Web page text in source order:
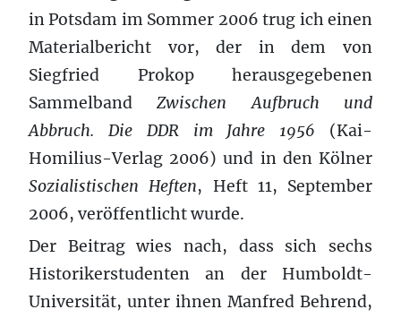
in Potsdam im Sommer 2006 trug ich einen
Materialbericht vor, der in dem von
Siegfried Prokop herausgegebenen
SammelbandZwischen Aufbruch und
Abbruch. Die DDR im Jahre 1956 (Kai-
Homilius-Verlag 2006) und in den Kölner
Sozialistischen Heften, Heft 11, September
2006, veröffentlicht wurde.
Der Beitrag wies nach, dass sich sechs
Historikerstudenten an der Humboldt-
Universität, unter ihnen Manfred Behrend,